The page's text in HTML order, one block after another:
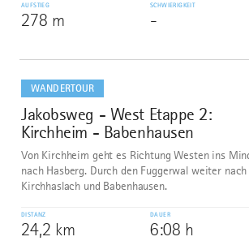
AUFSTIEG
278 m
SCHWIERIGKEIT
-
WANDERTOUR
7
Jakobsweg - West Etappe 2:
Kirchheim - Babenhausen
Von Kirchheim geht es Richtung Westen ins
nach Hasberg. Durch den Fuggerwal weiter nach
Kirchhaslach und Babenhausen.
DISTANZ
24,2 km
DAUER
6:08 h
dazu